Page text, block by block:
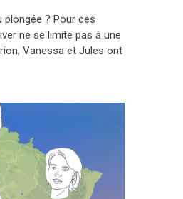
plongée ? Pour ces
ne se limite pas à une
Vanessa et Jules ont